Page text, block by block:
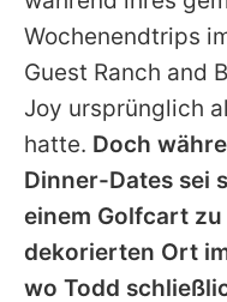
Wochenendtrips
Guest Ranch and
Joy ursprünglich
hatte. Doch
Dinner-Dates sei
einem Golfcart
dekorierten Ort
wo Todd